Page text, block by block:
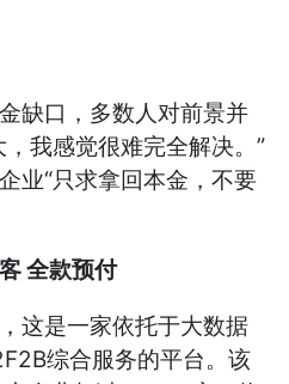
口，多数人对前景并
我感觉很难完全解决。”
业“只求拿回本金，不要
全款预付
是一家依托于大数据
综合服务的平台。该